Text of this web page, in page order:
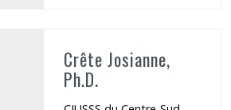
Crête Josianne,
Ph.D.